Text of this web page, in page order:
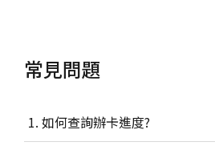
常見問題
如何查詢辦卡進度?